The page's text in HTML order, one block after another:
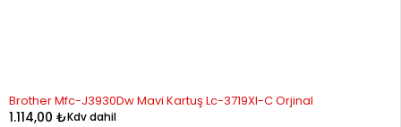
Brother Mfc-J3930Dw Mavi Kartuş Lc-3719Xl-C Orjinal
1.114,00 ₺Kdv dahil